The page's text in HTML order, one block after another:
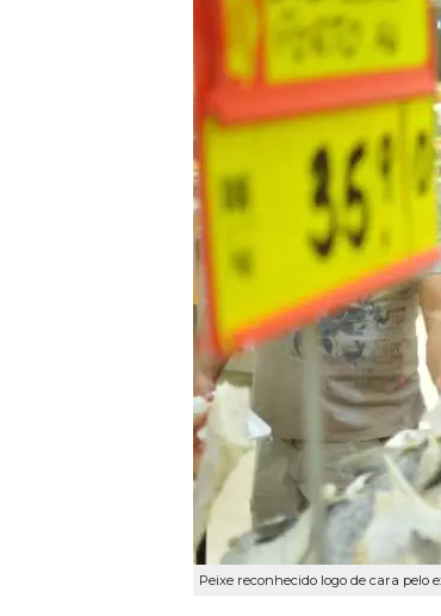
Peixe reconhecido logo de cara pelo